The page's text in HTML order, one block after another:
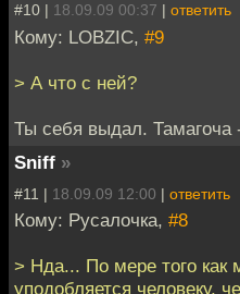
#10 | 18.09.09 00:37 | ответить
Кому: LOBZIC, #9
> А что с ней?
Ты себя выдал. Тамагоча
Sniff »
#11 | 18.09.09 12:00 | ответить
Кому: Русалочка, #8
> Нда... По мере того как
уподобляется человеку,